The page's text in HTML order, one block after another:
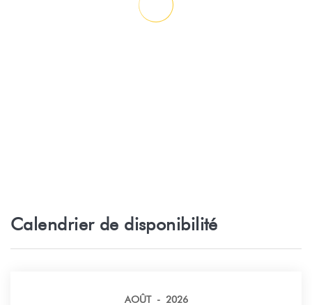
Restaurant - Snack Rauheama
Restaurant - TIKI Crêpe, Fare
Supermarché - Super U Supermarché -
8,5 km
Plage de sable - Plage de Fare
Calendrier de disponibilité
AOÛT - 2026